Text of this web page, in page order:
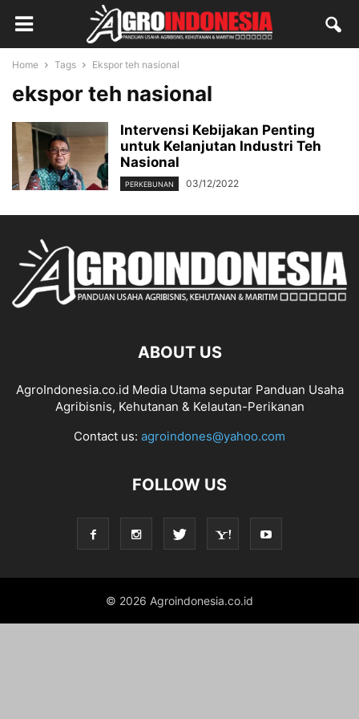
Home Tags Ekspor teh nasional
ekspor teh nasional
Intervensi Kebijakan Penting
untuk Kelanjutan Industri Teh
Nasional
PERKEBUNAN 03/12/2022
ABOUT US
AgroIndonesia.co.id Media Utama seputar Panduan Usaha
Agribisnis, Kehutanan & Kelautan-Perikanan
Contact us: agroindones@yahoo.com
FOLLOW US
© 2026 Agroindonesia.co.id